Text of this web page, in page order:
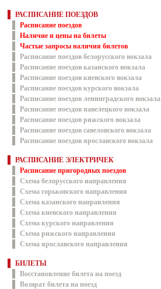
РАСПИСАНИЕ ПОЕЗДОВ
Расписание поездов
Наличие и цены на билеты
Частые запросы наличия билетов
Расписание поездов белорусского вокзала
Расписание поездов казанского вокзала
Расписание поездов киевского вокзала
Расписание поездов курского вокзала
Расписание поездов ленинградского вокзала
Расписание поездов павелецкого вокзала
Расписание поездов рижского вокзала
Расписание поездов савеловского вокзала
Расписание поездов ярославского вокзала
РАСПИСАНИЕ ЭЛЕКТРИЧЕК
Расписание пригородных поездов
Схема белорусского направления
Схема горьковского направления
Схема казанского направления
Схема киевского направления
Схема курского направления
Схема рижского направления
Схема ярославского направления
БИЛЕТЫ
Восстановление билета на поезд
Возврат билета на поезд